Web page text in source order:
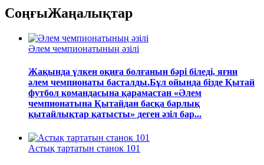
СоңғыЖаңалықтар
Әлем чемпионатының әзілі
Жақында үлкен оқиға болғанын бәрі біледі, яғни
әлем чемпионаты басталды.Бұл ойында бізде Қытай
футбол командасына қарамастан «Әлем
чемпионатына Қытайдан басқа барлық
қытайлықтар қатысты» деген әзіл бар...
Астық тартатын станок 101